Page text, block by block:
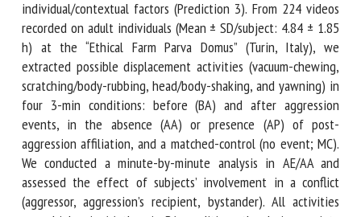
(stressful) intra-group aggression (Prediction 1), be reduced
by affiliation (Prediction 2) and influenced by
individual/contextual factors (Prediction 3). From 224 videos
recorded on adult individuals (Mean ± SD/subject: 4.84 ±
1.85 h) at the “Ethical Farm Parva Domus” (Turin, Italy), we
extracted possible displacement activities (vacuum-
chewing, scratching/body-rubbing, head/body-shaking, and
yawning) in four 3-min conditions: before (BA) and after
aggression events, in the absence (AA) or presence (AP) of
post-aggression affiliation, and a matched-control (no
event; MC). We conducted a minute-by-minute analysis in